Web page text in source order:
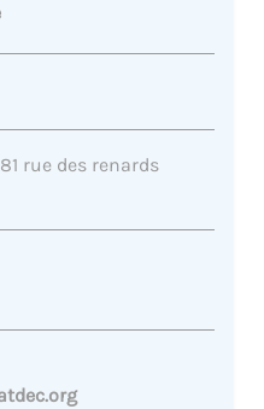
rue des renards